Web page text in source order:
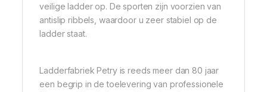
veilige ladder op. De sporten zijn voorzien van
antislip ribbels, waardoor u zeer stabiel op de
ladder staat.
Ladderfabriek Petry is reeds meer dan 80 jaar
een begrip in de toelevering van professionele